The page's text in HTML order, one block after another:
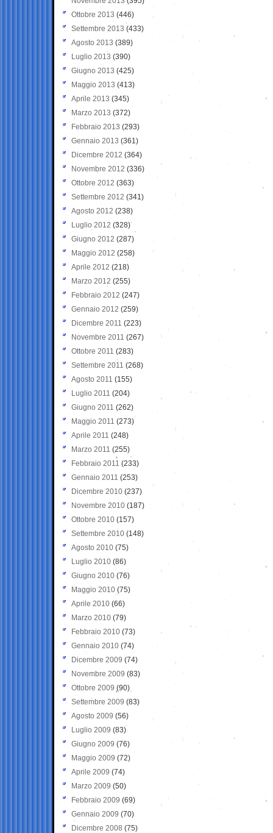
Ottobre 2013 (446)
Settembre 2013 (433)
Agosto 2013 (389)
Luglio 2013 (390)
Giugno 2013 (425)
Maggio 2013 (413)
Aprile 2013 (345)
Marzo 2013 (372)
Febbraio 2013 (293)
Gennaio 2013 (361)
Dicembre 2012 (364)
Novembre 2012 (336)
Ottobre 2012 (363)
Settembre 2012 (341)
Agosto 2012 (238)
Luglio 2012 (328)
Giugno 2012 (287)
Maggio 2012 (258)
Aprile 2012 (218)
Marzo 2012 (255)
Febbraio 2012 (247)
Gennaio 2012 (259)
Dicembre 2011 (223)
Novembre 2011 (267)
Ottobre 2011 (283)
Settembre 2011 (268)
Agosto 2011 (155)
Luglio 2011 (204)
Giugno 2011 (262)
Maggio 2011 (273)
Aprile 2011 (248)
Marzo 2011 (255)
Febbraio 2011 (233)
Gennaio 2011 (253)
Dicembre 2010 (237)
Novembre 2010 (187)
Ottobre 2010 (157)
Settembre 2010 (148)
Agosto 2010 (75)
Luglio 2010 (86)
Giugno 2010 (76)
Maggio 2010 (75)
Aprile 2010 (66)
Marzo 2010 (79)
Febbraio 2010 (73)
Gennaio 2010 (74)
Dicembre 2009 (74)
Novembre 2009 (83)
Ottobre 2009 (90)
Settembre 2009 (83)
Agosto 2009 (56)
Luglio 2009 (83)
Giugno 2009 (76)
Maggio 2009 (72)
Aprile 2009 (74)
Marzo 2009 (50)
Febbraio 2009 (69)
Gennaio 2009 (70)
Dicembre 2008 (75)